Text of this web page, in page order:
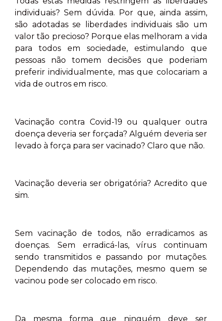
individuais? Sem dúvida. Por que, ainda assim,
são adotadas se liberdades individuais são um
valor tão precioso? Porque elas melhoram a vida
para todos em sociedade, estimulando que
pessoas não tomem decisões que poderiam
preferir individualmente, mas que colocariam a
vida de outros em risco.
Vacinação contra Covid-19 ou qualquer outra
doença deveria ser forçada? Alguém deveria ser
levado à força para ser vacinado? Claro que não.
Vacinação deveria ser obrigatória? Acredito que
sim.
Sem vacinação de todos, não erradicamos as
doenças. Sem erradicá-las, vírus continuam
sendo transmitidos e passando por mutações.
Dependendo das mutações, mesmo quem se
vacinou pode ser colocado em risco.
Da mesma forma que ninguém deve ser